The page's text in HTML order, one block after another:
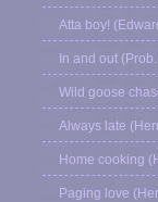
Atta boy!
In and out
Wild goose
Always late
Home cooking
Paging love